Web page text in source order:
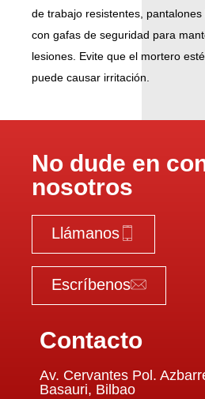
de trabajo resistentes,
con gafas de seguridad para
lesiones. Evite que el mortero
puede causar irritación.
No dude en
nosotros
Llámanos
51
Escríbenos
Contacto
Av. Cervantes Pol.
Basauri, Bilbao